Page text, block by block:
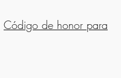
Código de honor para